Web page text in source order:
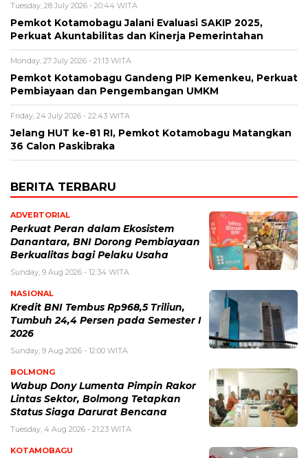
Tuesday, 28 July 2026 - 20:44 WITA
Pemkot Kotamobagu Jalani Evaluasi SAKIP 2025,
Perkuat Akuntabilitas dan Kinerja Pemerintahan
Monday, 27 July 2026 - 21:13 WITA
Pemkot Kotamobagu Gandeng PIP Kemenkeu, Perkuat
Pembiayaan dan Pengembangan UMKM
Friday, 24 July 2026 - 22:43 WITA
Jelang HUT ke-81 RI, Pemkot Kotamobagu Matangkan
36 Calon Paskibraka
BERITA TERBARU
ADVERTORIAL
Perkuat Peran dalam Ekosistem
Danantara, BNI Dorong Pembiayaan
Berkualitas bagi Pelaku Usaha
Sunday, 9 Aug 2026 - 12:34 WITA
NASIONAL
Kredit BNI Tembus Rp968,5 Triliun,
Tumbuh 24,4 Persen pada Semester I
2026
Sunday, 9 Aug 2026 - 12:00 WITA
BOLMONG
Wabup Dony Lumenta Pimpin Rakor
Lintas Sektor, Bolmong Tetapkan
Status Siaga Darurat Bencana
Tuesday, 4 Aug 2026 - 21:23 WITA
KOTAMOBAGU